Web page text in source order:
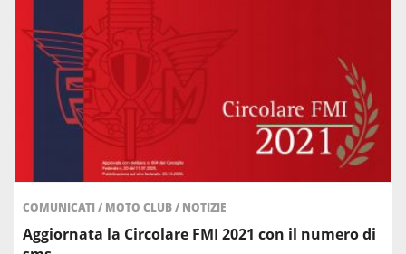
COMUNICATI/ MOTO CLUB/ NOTIZIE
Aggiornata la Circolare FMI 2021 con il numero di